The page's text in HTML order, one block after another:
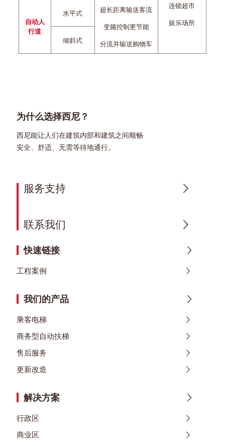
连锁超市
娱乐场所
自动人
行道
水平式
超长距离输送客流
变频控制更节能
分流并输送购物车
倾斜式
为什么选择西尼？
西尼能让人们在建筑内部和建筑之间顺畅
安全、舒适、无需等待地通行。
服务支持
联系我们
快速链接
工程案例
我们的产品
乘客电梯
商务型自动扶梯
售后服务
更新改造
解决方案
行政区
商业区